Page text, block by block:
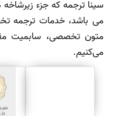
سینا ترجمه که جزء
می باشد، خدمات ترجمه
متون تخصصی، سابمیت
می‌کنیم.